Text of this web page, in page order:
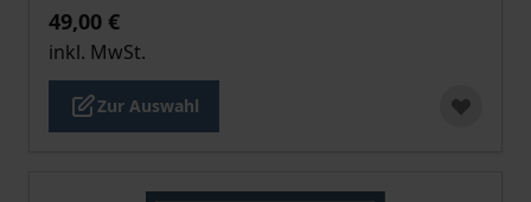
49,00 €
inkl. MwSt.
Zur Auswahl